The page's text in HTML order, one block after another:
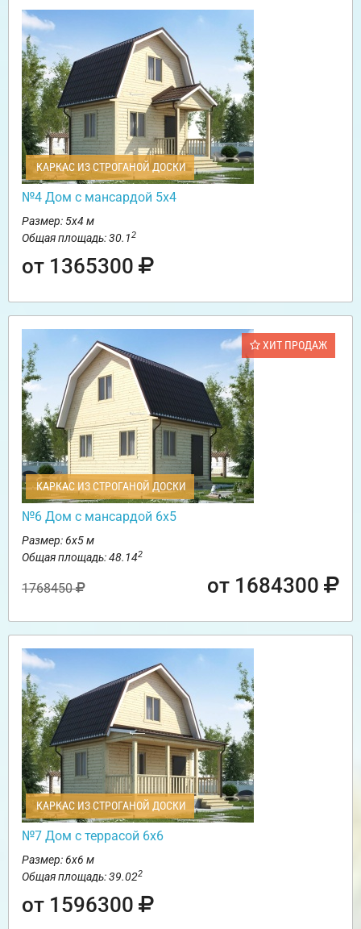
КАРКАС ИЗ СТРОГАНОЙ ДОСКИ
№4 Дом с мансардой 5х4
Размер: 5х4 м
Общая площадь: 30.12
от 1365300
ХИТ ПРОДАЖ
КАРКАС ИЗ СТРОГАНОЙ ДОСКИ
№6 Дом с мансардой 6х5
Размер: 6х5 м
Общая площадь: 48.142
1768450 от 1684300
КАРКАС ИЗ СТРОГАНОЙ ДОСКИ
№7 Дом с террасой 6х6
Размер: 6х6 м
Общая площадь: 39.022
от 1596300